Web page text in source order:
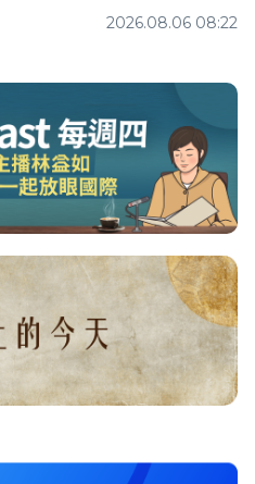
2026.08.06 08:22